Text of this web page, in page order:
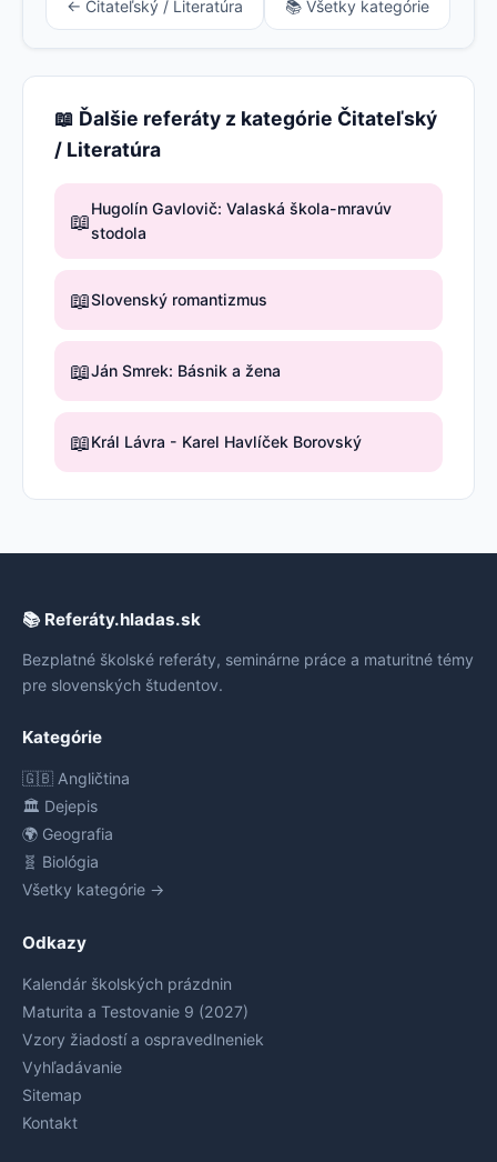
← Čitateľský / Literatúra 📚 Všetky kategórie
📖 Ďalšie referáty z kategórie Čitateľský
/ Literatúra
📖Hugolín Gavlovič: Valaská škola-mravúv
stodola
📖Slovenský romantizmus
📖Ján Smrek: Básnik a žena
📖Král Lávra - Karel Havlíček Borovský
📚 Referáty.hladas.sk
Bezplatné školské referáty, seminárne práce a maturitné témy
pre slovenských študentov.
Kategórie
🇬🇧 Angličtina
🏛️ Dejepis
🌍 Geografia
🧬 Biológia
Všetky kategórie →
Odkazy
Kalendár školských prázdnin
Maturita a Testovanie 9 (2027)
Vzory žiadostí a ospravedlneniek
Vyhľadávanie
Sitemap
Kontakt